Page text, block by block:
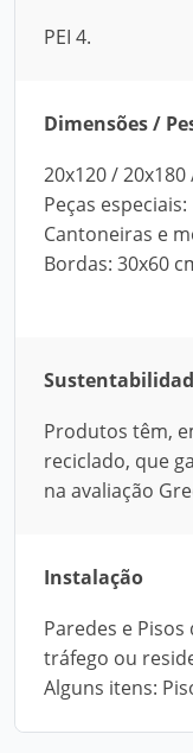
PEI 4.
Dimensões /
20x120 /
Peças especiais:
Cantoneiras e
Bordas: 30x60
Produtos têm,
reciclado, que
na avaliação
Instalação
Paredes e
tráfego ou
Alguns itens: